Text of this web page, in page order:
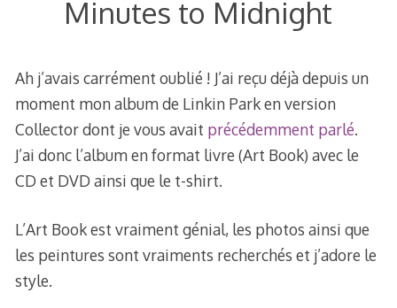
Minutes to Midnight
Ah j’avais carrément oublié ! J’ai reçu déjà depuis un
moment mon album de Linkin Park en version
Collector dont je vous avait précédemment parlé.
J’ai donc l’album en format livre (Art Book) avec le
CD et DVD ainsi que le t-shirt.
L’Art Book est vraiment génial, les photos ainsi que
les peintures sont vraiments recherchés et j’adore le
style.